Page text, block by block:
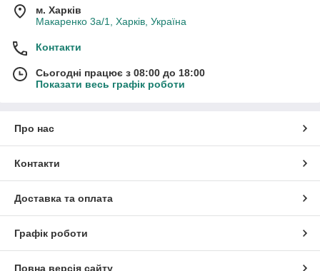
м. Харків
Макаренко 3а/1, Харків, Україна
Контакти
Сьогодні працює з 08:00 до 18:00
Показати весь графік роботи
Про нас
Контакти
Доставка та оплата
Графік роботи
Повна версія сайту